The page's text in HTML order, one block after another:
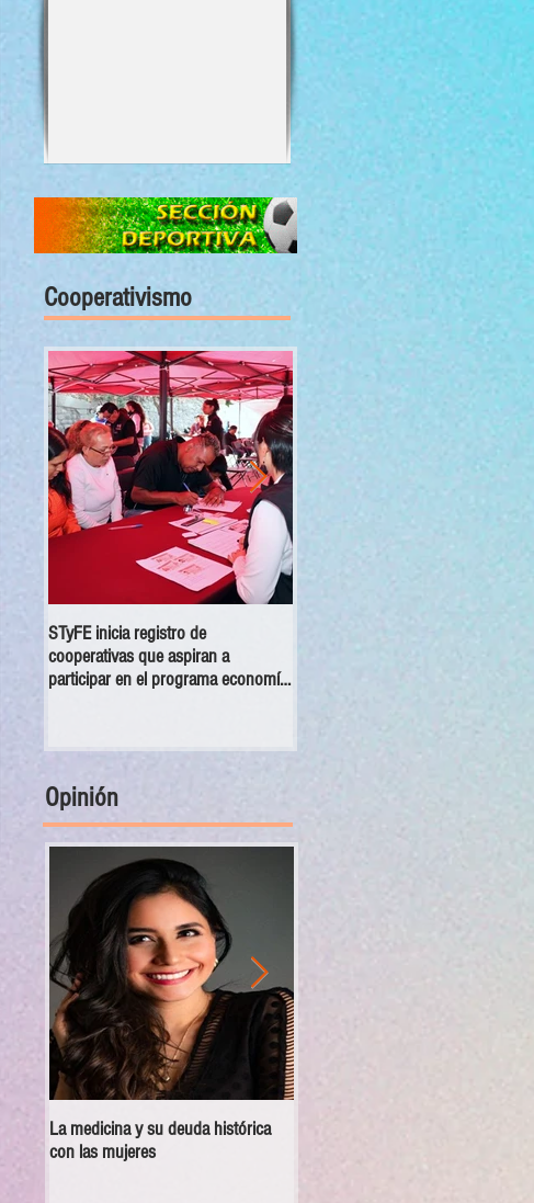
Cooperativismo
STyFE inicia registro de
cooperativas que aspiran a
participar en el programa economía
Opinión
La medicina y su deuda histórica
con las mujeres